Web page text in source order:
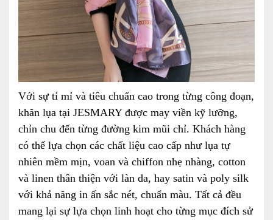
Với sự tỉ mỉ và tiêu chuẩn cao trong từng công đoạn,
khăn lụa tại JESMARY được may viền kỹ lưỡng,
chỉn chu đến từng đường kim mũi chỉ. Khách hàng
có thể lựa chọn các chất liệu cao cấp như lụa tự
nhiên mềm mịn, voan và chiffon nhẹ nhàng, cotton
và linen thân thiện với làn da, hay satin và poly silk
với khả năng in ấn sắc nét, chuẩn màu. Tất cả đều
mang lại sự lựa chọn linh hoạt cho từng mục đích sử